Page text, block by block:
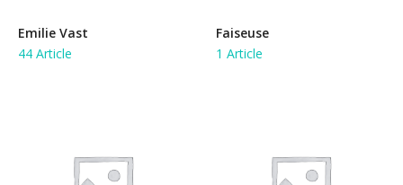
Emilie Vast
44 Article
Faiseuse
1 Article